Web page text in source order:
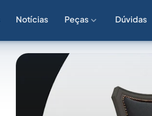
Notícias Peças Dúvidas